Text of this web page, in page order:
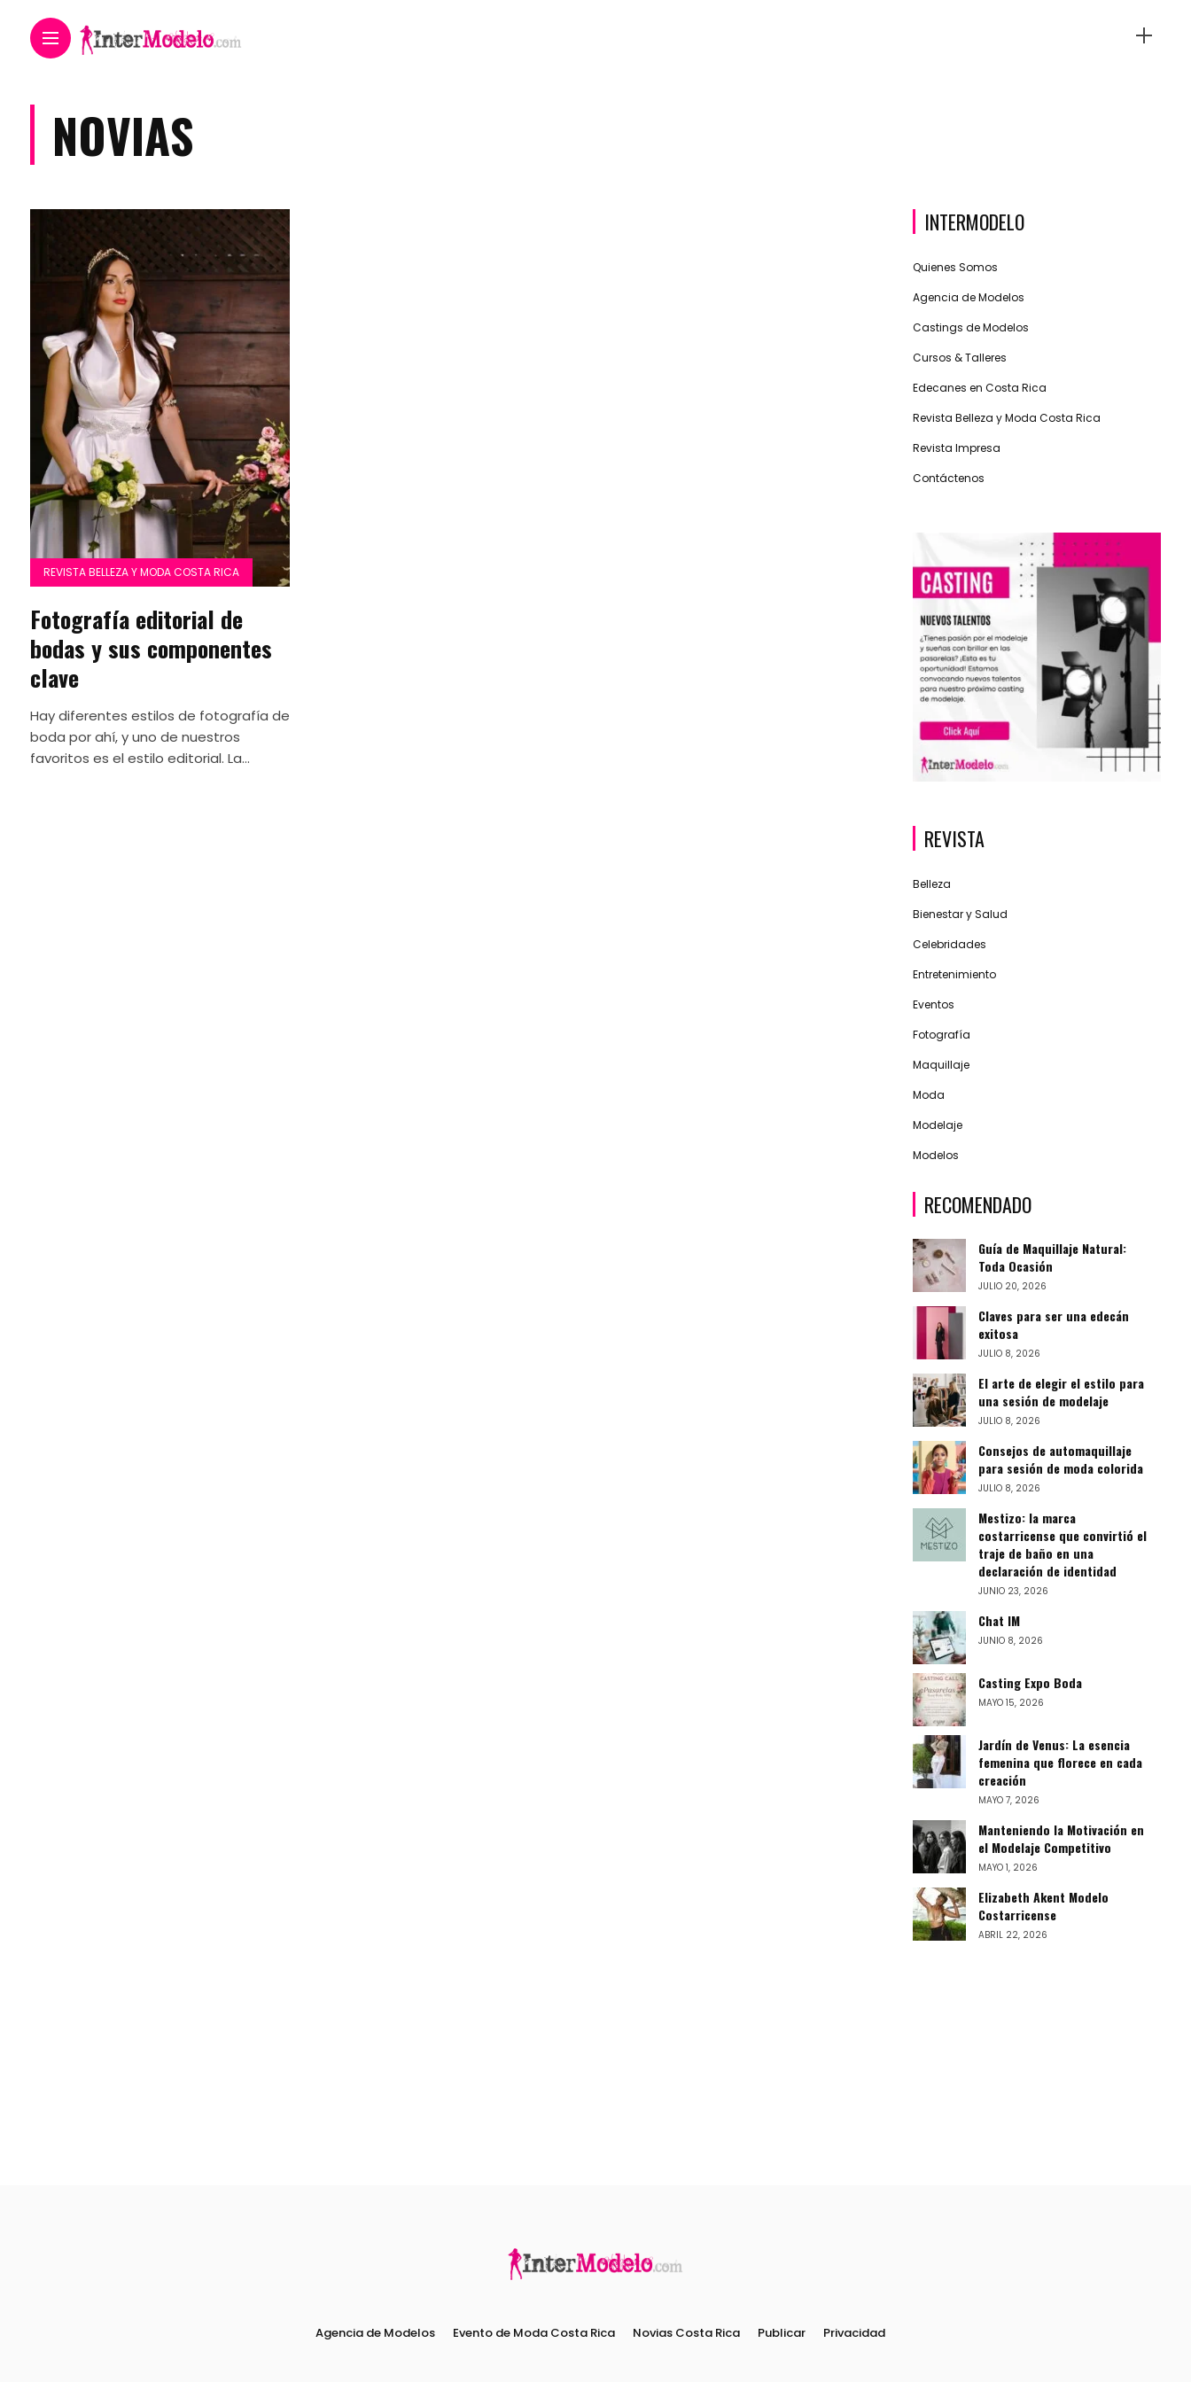
NOVIAS
REVISTA BELLEZA Y MODA COSTA RICA
Fotografía editorial de
bodas y sus componentes
clave
Hay diferentes estilos de fotografía de
boda por ahí, y uno de nuestros
favoritos es el estilo editorial. La...
INTERMODELO
Quienes Somos
Agencia de Modelos
Castings de Modelos
Cursos & Talleres
Edecanes en Costa Rica
Revista Belleza y Moda Costa Rica
Revista Impresa
Contáctenos
REVISTA
Belleza
Bienestar y Salud
Celebridades
Entretenimiento
Eventos
Fotografía
Maquillaje
Moda
Modelaje
Modelos
RECOMENDADO
Guía de Maquillaje Natural:
Toda Ocasión
JULIO 20, 2026
Claves para ser una edecán
exitosa
JULIO 8, 2026
El arte de elegir el estilo para
una sesión de modelaje
JULIO 8, 2026
Consejos de automaquillaje
para sesión de moda colorida
JULIO 8, 2026
Mestizo: la marca
costarricense que convirtió el
traje de baño en una
declaración de identidad
JUNIO 23, 2026
Chat IM
JUNIO 8, 2026
Casting Expo Boda
MAYO 15, 2026
Jardín de Venus: La esencia
femenina que florece en cada
creación
MAYO 7, 2026
Manteniendo la Motivación en
el Modelaje Competitivo
MAYO 1, 2026
Elizabeth Akent Modelo
Costarricense
ABRIL 22, 2026
Agencia de Modelos Evento de Moda Costa Rica Novias Costa Rica Publicar Privacidad